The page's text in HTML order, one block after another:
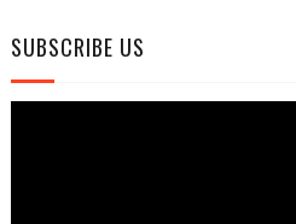
SUBSCRIBE US